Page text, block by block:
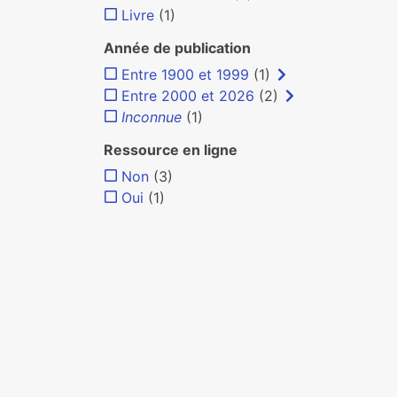
Livre (1)
Année de publication
Entre 1900 et 1999 (1)
Entre 2000 et 2026 (2)
Inconnue (1)
Ressource en ligne
Non (3)
Oui (1)